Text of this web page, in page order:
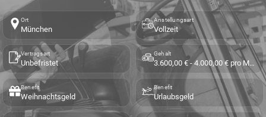
Ort
München
Anstellungsart
Vollzeit
Vertragsart
Unbefristet
Gehalt
3.600,00 € - 4.000,00 € pro Monat
Benefit
Weihnachtsgeld
Benefit
Urlaubsgeld